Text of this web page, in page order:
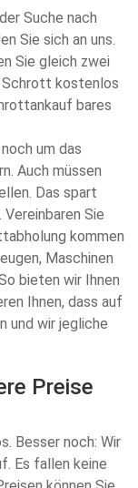
Suche nach
Sie sich an uns.
Sie gleich zwei
Schrott kostenlos
bares
um das
Auch müssen
Das spart
Sie
kommen
Maschinen
bieten wir Ihnen
Ihnen, dass auf
und wir jegliche
Preise
Besser noch: Wir
Es fallen keine